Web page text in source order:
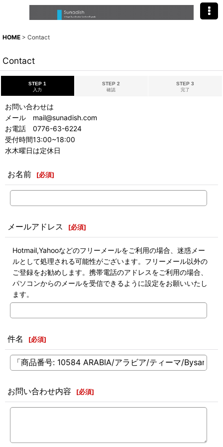
HOME > Contact
Contact
STEP 1
入力
STEP 2
確認
STEP 3
完了
お問い合わせは
メール mail@sunadish.com
お電話 0776-63-6224
受付時間13:00~18:00
水木曜日は定休日
お名前 [必須]
メールアドレス [必須]
Hotmail,Yahooなどのフリーメールをご利用の場合、迷惑メー
ルとして処理される可能性がございます。フリーメール以外の
ご登録をお勧めします。携帯電話のアドレスをご利用の場合、
パソコンからのメールを受信できるように設定をお願いいたし
ます。
件名 [必須]
お問い合わせ内容 [必須]